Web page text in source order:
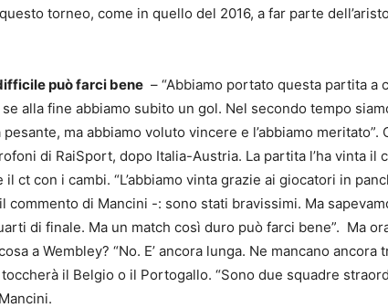
torneo, come in quello del 2016, a far parte
può farci bene – “Abbiamo portato questa partita a
alla fine abbiamo subito un gol. Nel secondo tempo
ma abbiamo voluto vincere e l’abbiamo meritato”.
di RaiSport, dopo Italia-Austria. La partita l’ha vinta il
il ct con i cambi. “L’abbiamo vinta grazie ai giocatori in
commento di Mancini -: sono stati bravissimi. Ma
di finale. Ma un match così duro può farci bene”. Ma
a Wembley? “No. E’ ancora lunga. Ne mancano ancora
toccherà il Belgio o il Portogallo. “Sono due squadre